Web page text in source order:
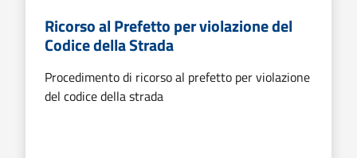
Ricorso al Prefetto per violazione del
Codice della Strada
Procedimento di ricorso al prefetto per violazione
del codice della strada